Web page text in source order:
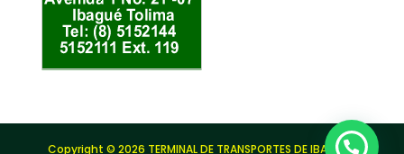
Copyright © 2026 TERMINAL DE TRANSPORTES DE IBAGUÉ |